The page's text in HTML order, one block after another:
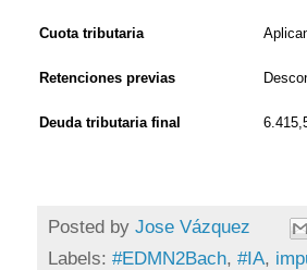
Cuota tributaria
Retenciones previas
Deuda tributaria final
Posted by Jose Vázquez
Labels: #EDMN2Bach, #IA,